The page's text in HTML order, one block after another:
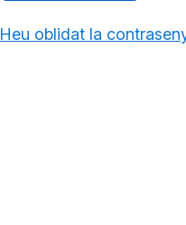
Heu oblidat la